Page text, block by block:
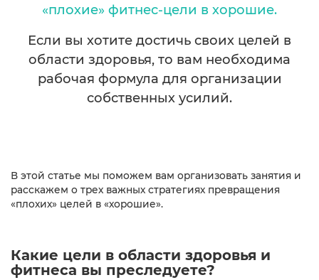
«плохие» фитнес-цели в хорошие.
Если вы хотите достичь своих целей в
области здоровья, то вам необходима
рабочая формула для организации
собственных усилий.
В этой статье мы поможем вам организовать занятия и
расскажем о трех важных стратегиях превращения
«плохих» целей в «хорошие».​
Какие цели в области здоровья и
фитнеса вы преследуете?